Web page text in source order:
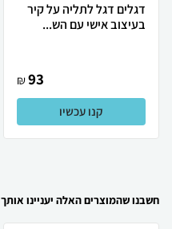
דגלים דגל לתליה על קיר
בעיצוב אישי עם הש...
93
₪
קנו עכשיו
חשבנו שהמוצרים האלה יעניינו אותך